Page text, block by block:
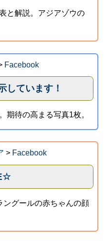
と解説。アジアゾウの
Facebook
しています！
期待の高まる写真1枚。
> Facebook
グールの赤ちゃんの顔